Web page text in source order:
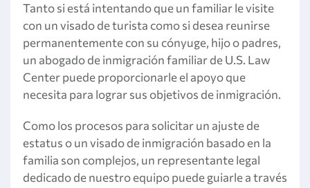
Tanto si está intentando que un familiar le visite
con un visado de turista como si desea reunirse
permanentemente con su cónyuge, hijo o padres,
un abogado de inmigración familiar de U.S. Law
Center puede proporcionarle el apoyo que
necesita para lograr sus objetivos de inmigración.
Como los procesos para solicitar un ajuste de
estatus o un visado de inmigración basado en la
familia son complejos, un representante legal
dedicado de nuestro equipo puede guiarle a través